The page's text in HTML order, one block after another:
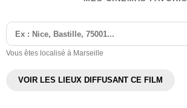
Vous êtes localisé à Marseille
VOIR LES LIEUX DIFFUSANT CE FILM